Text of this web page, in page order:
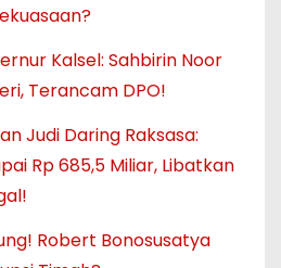
Kalsel: Sahbirin Noor
Terancam DPO!
Judi Daring Raksasa:
Rp 685,5 Miliar, Libatkan
Robert Bonosusatya